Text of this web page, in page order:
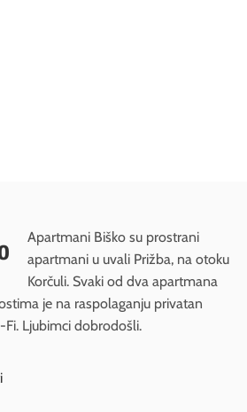
Apartmani Biško su prostrani
apartmani u uvali Prižba, na otoku
Korčuli. Svaki od dva apartmana
je na raspolaganju privatan
Ljubimci dobrodošli.